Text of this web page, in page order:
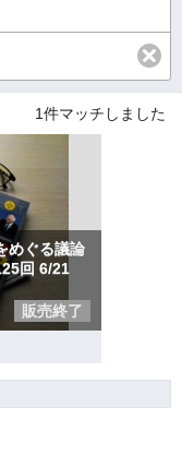
1件マッチしました
めぐる議論
回 6/21
販売終了